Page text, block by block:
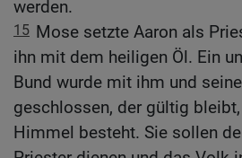
werden.
15 Mose setzte Aaron als
ihn mit dem heiligen Öl. Ein
Bund wurde mit ihm und
geschlossen, der gültig
Himmel besteht. Sie sollen